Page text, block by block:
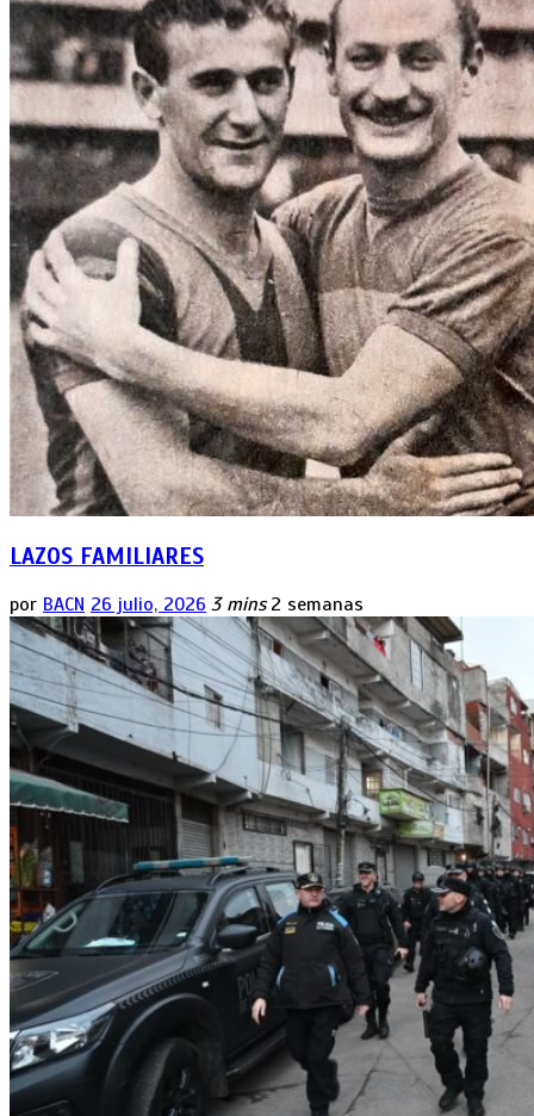
LAZOS FAMILIARES
por BACN 26 julio, 2026 3 mins 2 semanas